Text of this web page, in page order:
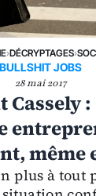
›DÉCRYPTAGES›
BULLSHIT JOBS
28 mai 2017
Cassely :
même
plus à tout